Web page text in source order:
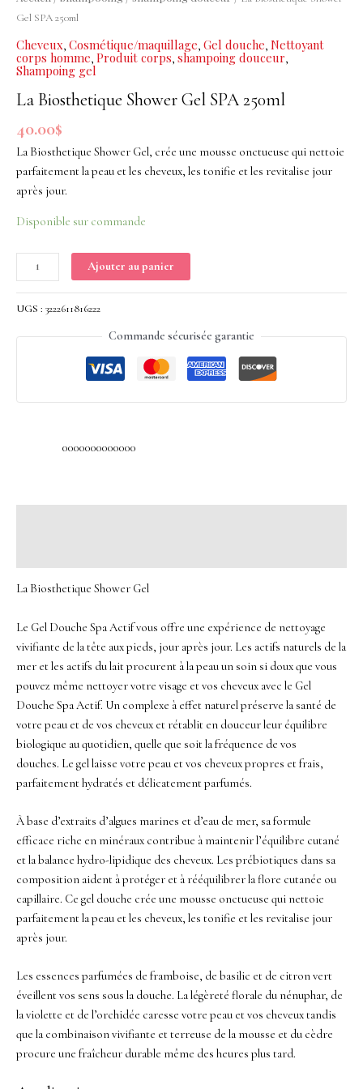
Gel SPA 250ml
Cheveux, Cosmétique/maquillage, Gel douche, Nettoyant
corps homme, Produit corps, shampoing douceur,
Shampoing gel
La Biosthetique Shower Gel SPA 250ml
40.00$
La Biosthetique Shower Gel, crée une mousse onctueuse qui nettoie
parfaitement la peau et les cheveux, les tonifie et les revitalise jour
après jour.
Disponible sur commande
Gel
250ml
Ajouter au panier
UGS : 3222611816222
Commande sécurisée garantie
0000000000000
La Biosthetique Shower Gel
Le Gel Douche Spa Actif vous offre une expérience de nettoyage
vivifiante de la tête aux pieds, jour après jour. Les actifs naturels de la
mer et les actifs du lait procurent à la peau un soin si doux que vous
pouvez même nettoyer votre visage et vos cheveux avec le Gel
Douche Spa Actif. Un complexe à effet naturel préserve la santé de
votre peau et de vos cheveux et rétablit en douceur leur équilibre
biologique au quotidien, quelle que soit la fréquence de vos
douches. Le gel laisse votre peau et vos cheveux propres et frais,
parfaitement hydratés et délicatement parfumés.
À base d’extraits d’algues marines et d’eau de mer, sa formule
efficace riche en minéraux contribue à maintenir l’équilibre cutané
et la balance hydro-lipidique des cheveux. Les prébiotiques dans sa
composition aident à protéger et à rééquilibrer la flore cutanée ou
capillaire. Ce gel douche crée une mousse onctueuse qui nettoie
parfaitement la peau et les cheveux, les tonifie et les revitalise jour
après jour.
Les essences parfumées de framboise, de basilic et de citron vert
éveillent vos sens sous la douche. La légèreté florale du nénuphar, de
la violette et de l’orchidée caresse votre peau et vos cheveux tandis
que la combinaison vivifiante et terreuse de la mousse et du cèdre
procure une fraîcheur durable même des heures plus tard.